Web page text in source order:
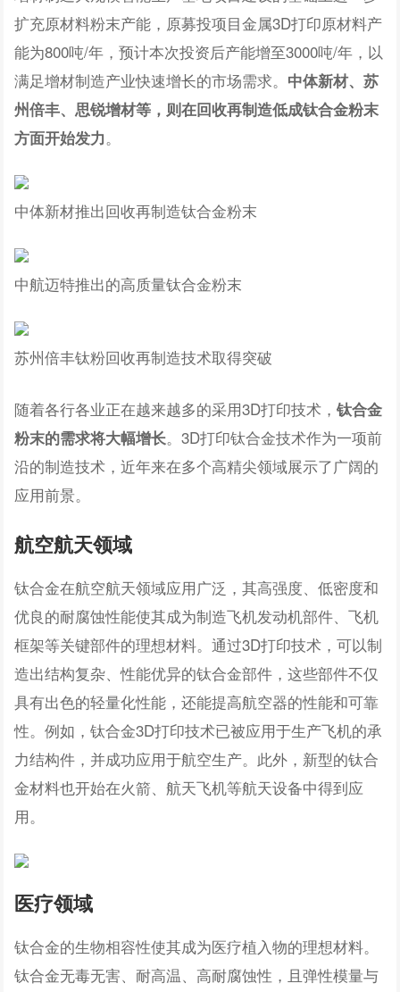
扩充原材料粉末产能，原募投项目金属3D打印原材料产
能为800吨/年，预计本次投资后产能增至3000吨/年，以
满足增材制造产业快速增长的市场需求。 中体新材、苏
州倍丰、思锐增材等，则在回收再制造低成钛合金粉末
方面开始发力。
中体新材推出回收再制造钛合金粉末
中航迈特推出的高质量钛合金粉末
苏州倍丰钛粉回收再制造技术取得突破
随着各行各业正在越来越多的采用3D打印技术，钛合金
粉末的需求将大幅增长。3D打印钛合金技术作为一项前
沿的制造技术，近年来在多个高精尖领域展示了广阔的
应用前景。
航空航天领域
钛合金在航空航天领域应用广泛，其高强度、低密度和
优良的耐腐蚀性能使其成为制造飞机发动机部件、飞机
框架等关键部件的理想材料。通过3D打印技术，可以制
造出结构复杂、性能优异的钛合金部件，这些部件不仅
具有出色的轻量化性能，还能提高航空器的性能和可靠
性。例如，钛合金3D打印技术已被应用于生产飞机的承
力结构件，并成功应用于航空生产。此外，新型的钛合
金材料也开始在火箭、航天飞机等航天设备中得到应
用。
医疗领域
钛合金的生物相容性使其成为医疗植入物的理想材料。
钛合金无毒无害、耐高温、高耐腐蚀性，且弹性模量与